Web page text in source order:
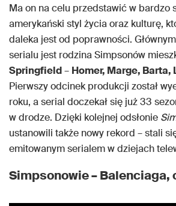
Ma on na celu przedstawić w bardzo
amerykański styl życia oraz kulturę,
daleka jest od poprawności.
serialu jest rodzina Simpsonów
Springfield– Homer, Marge, Barta,
Pierwszy odcinek produkcji został
roku, a serial doczekał się już 33
w drodze. Dzięki kolejnej odsłonie
ustanowili także nowy rekord – stali
emitowanym serialem w dziejach
Simpsonowie – Balenciaga,